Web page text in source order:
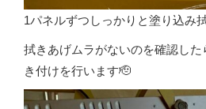
1パネルずつしっかりと塗り込み
拭きあげムラがないのを確認し
き付けを行います🫡